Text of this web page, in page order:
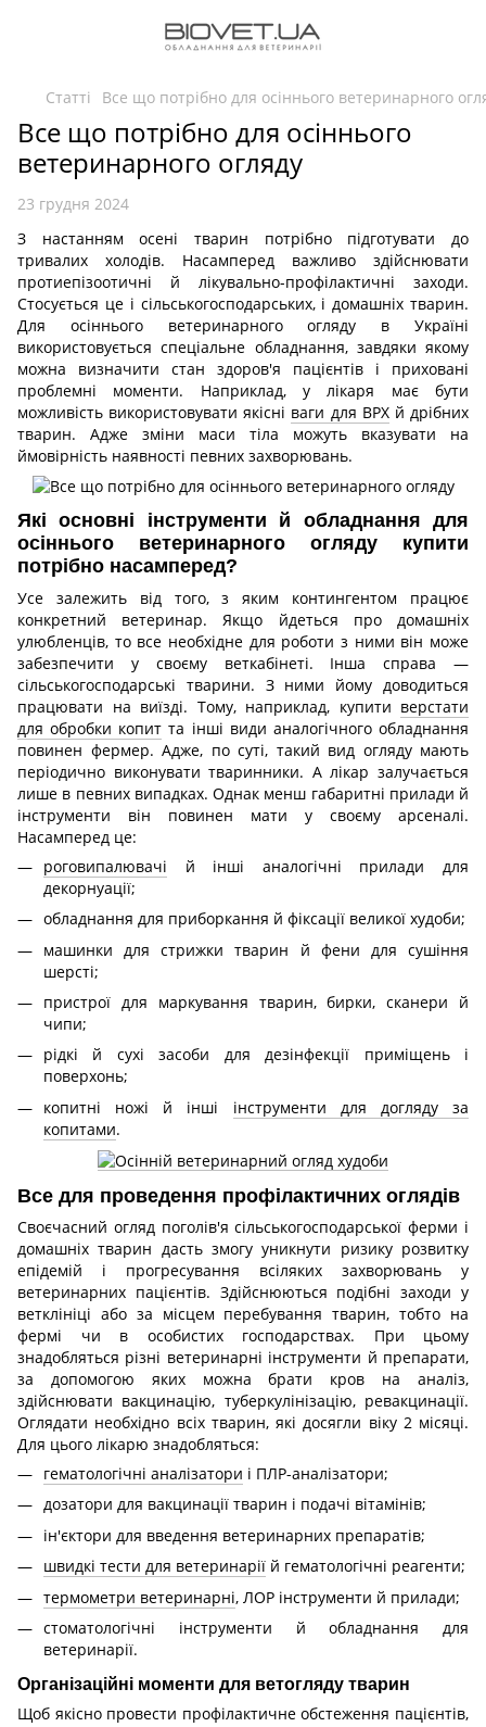
Статті Все що потрібно для осіннього ветеринарного
Все що потрібно для осіннього
ветеринарного огляду
23 грудня 2024
З настанням осені тварин потрібно підготувати до
тривалих холодів. Насамперед важливо здійснювати
протиепізоотичні й лікувально-профілактичні заходи.
Стосується це і сільськогосподарських, і домашніх тварин.
Для осіннього ветеринарного огляду в Україні
використовується спеціальне обладнання, завдяки якому
можна визначити стан здоров'я пацієнтів і приховані
проблемні моменти. Наприклад, у лікаря має бути
можливість використовувати якісні ваги для ВРХй дрібних
тварин. Адже зміни маси тіла можуть вказувати на
ймовірність наявності певних захворювань.
Які основні інструменти й обладнання для
осіннього ветеринарного огляду купити
потрібно насамперед?
Усе залежить від того, з яким контингентом працює
конкретний ветеринар. Якщо йдеться про домашніх
улюбленців, то все необхідне для роботи з ними він може
забезпечити у своєму веткабінеті. Інша справа —
сільськогосподарські тварини. З ними йому доводиться
працювати на виїзді. Тому, наприклад, купити верстати
для обробки копит та інші види аналогічного обладнання
повинен фермер. Адже, по суті, такий вид огляду мають
періодично виконувати тваринники. А лікар залучається
лише в певних випадках. Однак менш габаритні прилади й
інструменти він повинен мати у своєму арсеналі.
Насамперед це:
роговипалювачі й інші аналогічні прилади для
декорнуації;
обладнання для приборкання й фіксації великої худоби;
машинки для стрижки тварин й фени для сушіння
шерсті;
пристрої для маркування тварин, бирки, сканери й
чипи;
рідкі й сухі засоби для дезінфекції приміщень і
поверхонь;
копитні ножі й інші інструменти для догляду за
копитами.
Все для проведення профілактичних оглядів
Своєчасний огляд поголів'я сільськогосподарської ферми і
домашніх тварин дасть змогу уникнути ризику розвитку
епідемій і прогресування всіляких захворювань у
ветеринарних пацієнтів. Здійснюються подібні заходи у
ветклініці або за місцем перебування тварин, тобто на
фермі чи в особистих господарствах. При цьому
знадобляться різні ветеринарні інструменти й препарати,
за допомогою яких можна брати кров на аналіз,
здійснювати вакцинацію, туберкулінізацію, ревакцинації.
Оглядати необхідно всіх тварин, які досягли віку 2 місяці.
Для цього лікарю знадобляться:
гематологічні аналізатори і ПЛР-аналізатори;
дозатори для вакцинації тварин і подачі вітамінів;
ін'єктори для введення ветеринарних препаратів;
швидкі тести для ветеринарії й гематологічні реагенти;
термометри ветеринарні, ЛОР інструменти й прилади;
стоматологічні інструменти й обладнання для
ветеринарії.
Організаційні моменти для ветогляду тварин
Щоб якісно провести профілактичне обстеження пацієнтів,